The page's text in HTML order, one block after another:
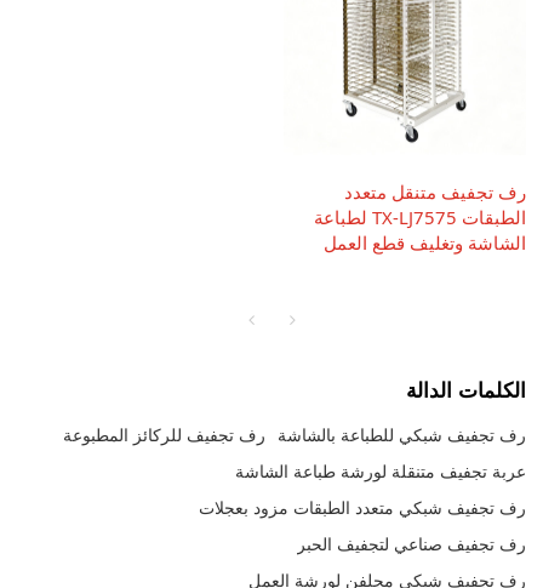
رف تجفيف متنقل متعدد
الطبقات TX-LJ7575 لطباعة
الشاشة وتغليف قطع العمل
الكلمات الدالة
رف تجفيف شبكي للطباعة بالشاشة
رف تجفيف للركائز المطبوعة
عربة تجفيف متنقلة لورشة طباعة الشاشة
رف تجفيف شبكي متعدد الطبقات مزود بعجلات
رف تجفيف صناعي لتجفيف الحبر
رف تجفيف شبكي مجلفن لورشة العمل